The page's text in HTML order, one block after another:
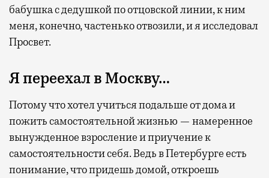
бабушка с дедушкой по отцовской линии, к ним
меня, конечно, частенько отвозили, и я исследовал
Просвет.
Я переехал в Москву…
Потому что хотел учиться подальше от дома и
пожить самостоятельной жизнью — намеренное
вынужденное взросление и приучение к
самостоятельности себя. Ведь в Петербурге есть
понимание, что придешь домой, откроешь